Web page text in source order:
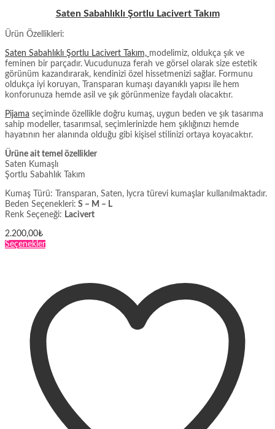
Saten Sabahlıklı Şortlu Lacivert Takım
Ürün Özellikleri:
Saten Sabahlıklı Şortlu Lacivert Takım, modelimiz, oldukça şık ve
feminen bir parçadır. Vucudunuza ferah ve görsel olarak size estetik
görünüm kazandırarak, kendinizi özel hissetmenizi sağlar. Formunu
oldukça iyi koruyan, Transparan kumaşı dayanıklı yapısı ile hem
konforunuza hemde asil ve şık görünmenize faydalı olacaktır.
Pijama seçiminde özellikle doğru kumaş, uygun beden ve şık tasarıma
sahip modeller, tasarımsal, seçimlerinizde hem şıklığınızı hemde
hayatının her alanında olduğu gibi kişisel stilinizi ortaya koyacaktır.
Ürüne ait temel özellikler
Saten Kumaşlı
Şortlu Sabahlık Takım
Kumaş Türü: Transparan, Saten, lycra türevi kumaşlar kullanılmaktadır.
Beden Seçenekleri: S – M – L
Renk Seçeneği: Lacivert
2.200,00₺
SeçeneklerBu
varyasyonu
var.
Seçenekler
ürün
sayfasından
seçilebilir